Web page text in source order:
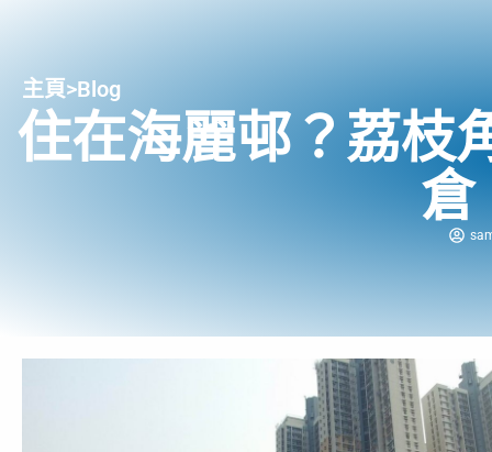
主頁>Blog
住在海麗邨？荔枝
倉